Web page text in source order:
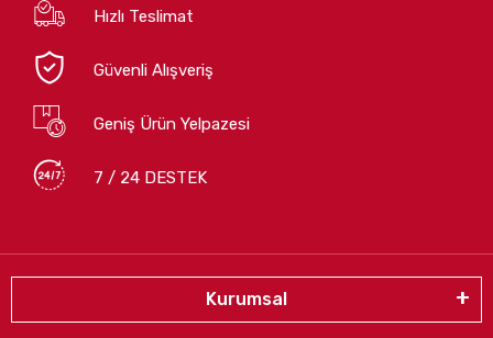
Hızlı Teslimat
Güvenli Alışveriş
Geniş Ürün Yelpazesi
7 / 24 DESTEK
Kurumsal